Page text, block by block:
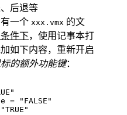
后退等
一个 xxx.vmx 的文
件下，使用记事本打
如下内容，重新开启
的额外功能键：
=
"FALSE"
"TRUE"